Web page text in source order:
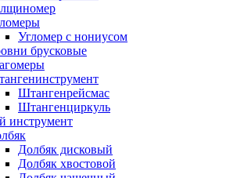
Угломер с нониусом
брусковые
Штангенрейсмас
Штангенциркуль
инструмент
Долбяк дисковый
Долбяк хвостовой